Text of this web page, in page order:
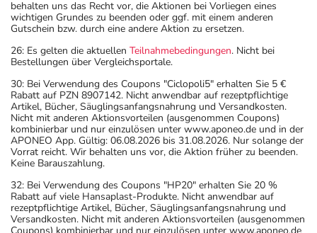
behalten uns das Recht vor, die Aktionen bei Vorliegen eines
wichtigen Grundes zu beenden oder ggf. mit einem anderen
Gutschein bzw. durch eine andere Aktion zu ersetzen.
26: Es gelten die aktuellen Teilnahmebedingungen. Nicht bei
Bestellungen über Vergleichsportale.
30: Bei Verwendung des Coupons "Ciclopoli5" erhalten Sie 5 €
Rabatt auf PZN 8907142. Nicht anwendbar auf rezeptpflichtige
Artikel, Bücher, Säuglingsanfangsnahrung und Versandkosten.
Nicht mit anderen Aktionsvorteilen (ausgenommen Coupons)
kombinierbar und nur einzulösen unter www.aponeo.de und in der
APONEO App. Gültig: 06.08.2026 bis 31.08.2026. Nur solange der
Vorrat reicht. Wir behalten uns vor, die Aktion früher zu beenden.
Keine Barauszahlung.
32: Bei Verwendung des Coupons "HP20" erhalten Sie 20 %
Rabatt auf viele Hansaplast-Produkte. Nicht anwendbar auf
rezeptpflichtige Artikel, Bücher, Säuglingsanfangsnahrung und
Versandkosten. Nicht mit anderen Aktionsvorteilen (ausgenommen